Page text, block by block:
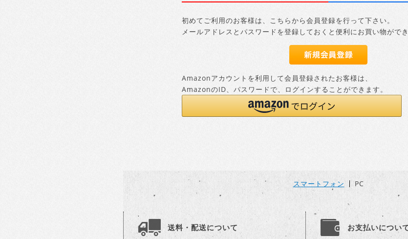
初めてご利用のお客様は、こちらから会員登録を行って下さい。
メールアドレスとパスワードを登録しておくと便利にお買い物がで
Amazonアカウントを利用して会員登録されたお客様は、
AmazonのID、パスワードで、ログインすることができます。
スマートフォン PC
送料・配送について お支払いについ